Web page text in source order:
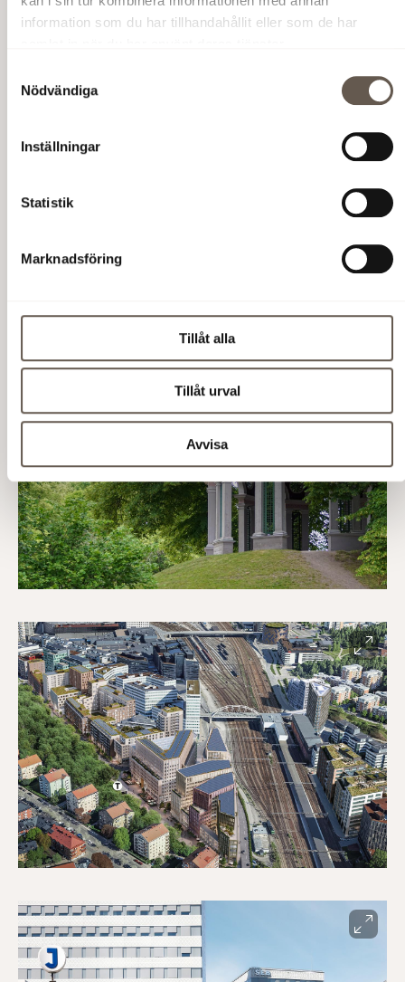
information som du har tillhandahållit eller som de har
Nödvändiga
Inställningar
Statistik
Marknadsföring
Tillåt alla
Tillåt urval
Avvisa